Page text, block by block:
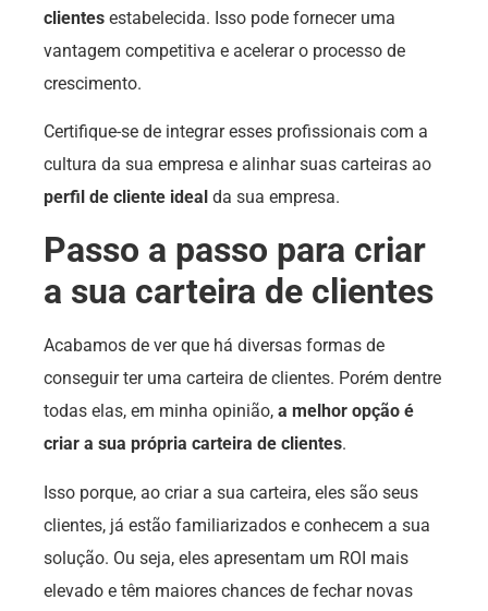
clientes estabelecida. Isso pode fornecer uma
vantagem competitiva e acelerar o processo de
crescimento.
Certifique-se de integrar esses profissionais com a
cultura da sua empresa e alinhar suas carteiras ao
perfil de cliente ideal da sua empresa.
Passo a passo para criar
a sua carteira de clientes
Acabamos de ver que há diversas formas de
conseguir ter uma carteira de clientes. Porém dentre
todas elas, em minha opinião, a melhor opção é
criar a sua própria carteira de clientes.
Isso porque, ao criar a sua carteira, eles são seus
clientes, já estão familiarizados e conhecem a sua
solução. Ou seja, eles apresentam um ROI mais
elevado e têm maiores chances de fechar novas